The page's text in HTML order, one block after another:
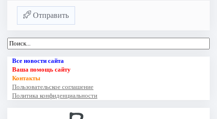
Отправить
Все новости сайта
Ваша помощь сайту
Контакты
Пользовательское соглашение
Политика конфиденциальности